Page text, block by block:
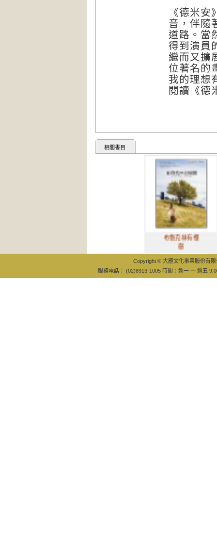
《德米
音，伴隨
道路。當
得到演員
繼而又擴
位著名的
我的理想
閱讀《德
相關書目
布魯克林有棵
Copyright © 大雁文化事業股份有
服務電話： (02)8913-1005 時間：週一 ～ 週五